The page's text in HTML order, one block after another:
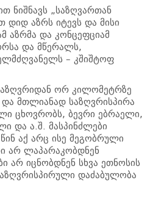
ნიშნავს „საზღვართან
აზრს იტევს და მისი
აზრმა და კონცეფციამ
და მწერალს,
– კშიშტოფ
ორ კილომეტრზე
მთლიანად საზღვრისპირა
ცხოვრობს, ბევრი ებრაელი,
და ა.შ. მასპინძლები
აქ არც ისე მეგობრული
არ ლაპარაკობდნენ
იცნობდნენ სხვა ეთნოსის
დაძაბულობა